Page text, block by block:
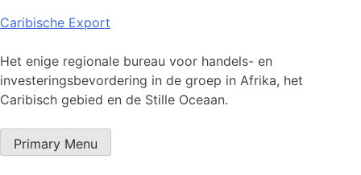
Skip
content
Caribische Export
Het enige regionale bureau voor handels- en
investeringsbevordering in de groep in Afrika, het
Caribisch gebied en de Stille Oceaan.
Primary Menu